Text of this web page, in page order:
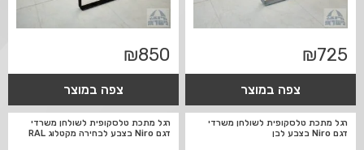
₪725
צפה במוצר
₪850
צפה במוצר
רגל מתכת טלסקופית לשולחן משרדי
דגם Niro בצבע לבן
רגל מתכת טלסקופית לשולחן משרדי
דגם Niro בצבע לבחירה מקטלוג RAL